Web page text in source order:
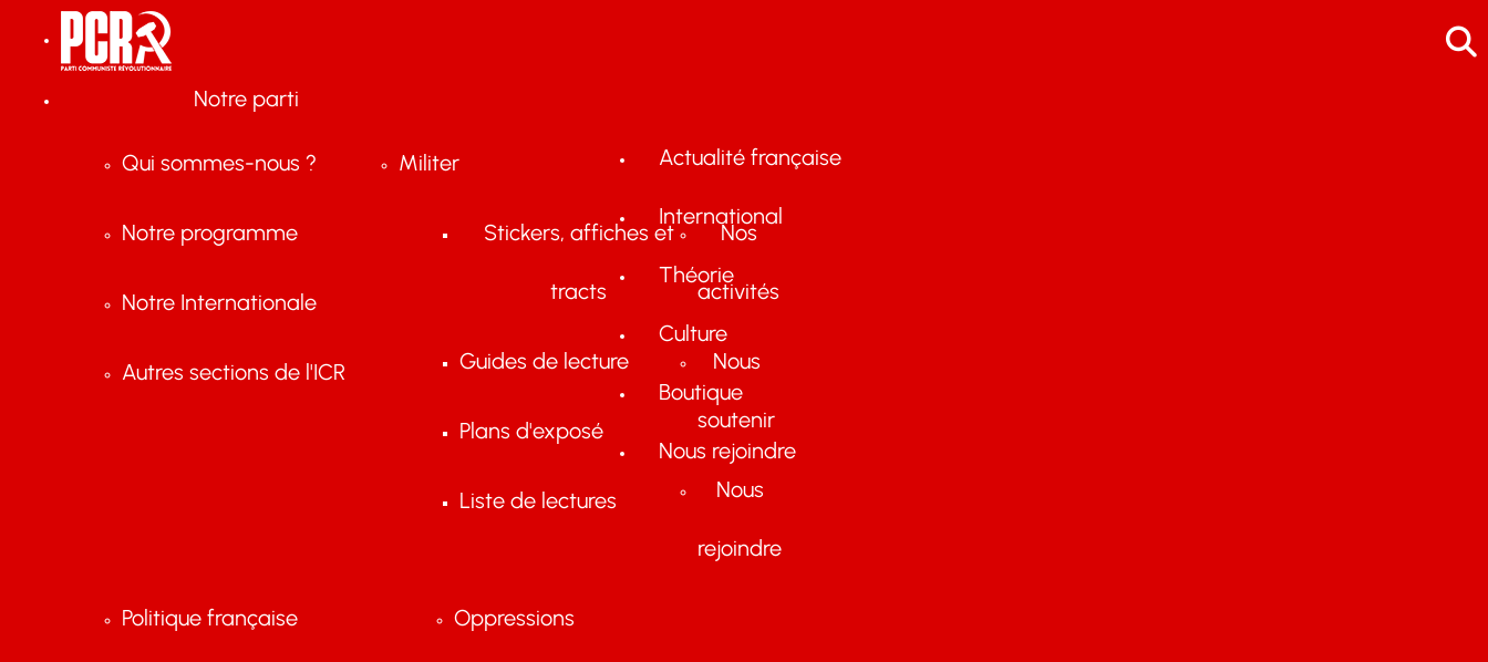
Notre parti
Qui sommes-nous ?
Notre programme
Notre Internationale
Autres sections de l'ICR
Militer
Stickers, affiches et
tracts
Guides de lecture
Plans d'exposé
Liste de lectures
Nos
activités
Nous
soutenir
Nous
rejoindre
Actualité française
Politique française Oppressions
International
Théorie
Culture
Boutique
Nous rejoindre